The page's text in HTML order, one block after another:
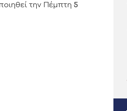
την Πέμπτη 5